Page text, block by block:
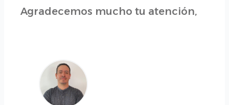
Agradecemos mucho tu atención,